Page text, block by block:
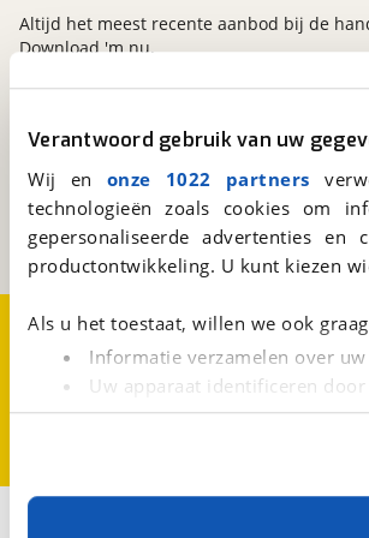
Verantwoord gebruik van uw
Wij en onze 1022 partners
technologieën zoals cookies om
gepersonaliseerde advertenties
productontwikkeling. U kunt kiezen
Als u het toestaat, willen we ook
Informatie verzamelen over
Uw apparaat identificeren
Lees meer over hoe uw persoonlijke
Met cookies en vergelijkbare
viaBOVAG.nl
Kosterijland15
3981 AJ
Bunnik
Een initiatief van
BOVAG
Altijd het meest recente aanbod bij de
Download 'm nu.
Over viaBOVAG.nlDisclaimer- en
Cookievoorkeuren